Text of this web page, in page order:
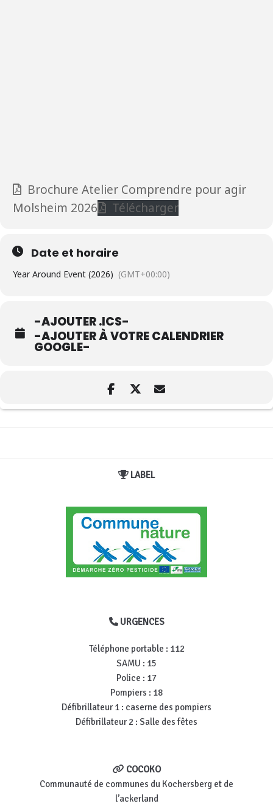
Brochure Atelier Comprendre pour agir
Molsheim 2026
Télécharger
Date et horaire
Year Around Event (2026) (GMT+00:00)
-AJOUTER .ICS-
-AJOUTER À VOTRE CALENDRIER
GOOGLE-
LABEL
URGENCES
Téléphone portable : 112
SAMU : 15
Police : 17
Pompiers : 18
Défibrillateur 1 : caserne des pompiers
Défibrillateur 2 : Salle des fêtes
COCOKO
Communauté de communes du Kochersberg et de
l’ackerland